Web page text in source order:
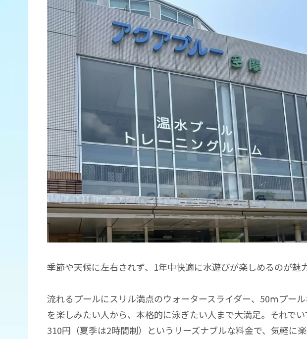
季節や天候に左右されず、1年中快適に水遊びが楽しめるのが魅力
流れるプールにスリル満点のウォータースライダー、50ⅿプー
を楽しみたい人から、本格的に泳ぎたい人まで大満足。それで
310円（夏季は2時間制）というリーズナブルな料金で、気軽に